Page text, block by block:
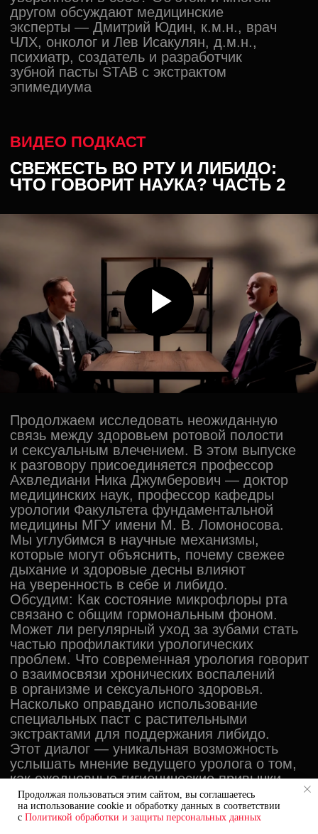
Продолжая пользоваться этим сайтом, вы соглашаетесь
на использование cookie и обработку данных в соответствии
с Политикой обработки и защиты персональных данных
КУПИТЬ